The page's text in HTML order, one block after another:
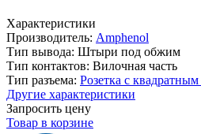
Характеристики
Производитель: Amphenol
Тип вывода: Штыри под обжим
Тип контактов: Вилочная часть
Тип разъема: Розетка с
Другие характеристики
Запросить цену
Товар в корзине